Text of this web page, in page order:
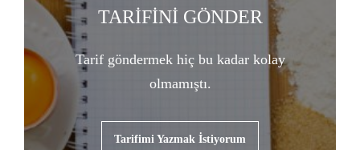
TARİFİNİ GÖNDER
Tarif göndermek hiç bu kadar kolay
olmamıştı.
Tarifimi Yazmak İstiyorum